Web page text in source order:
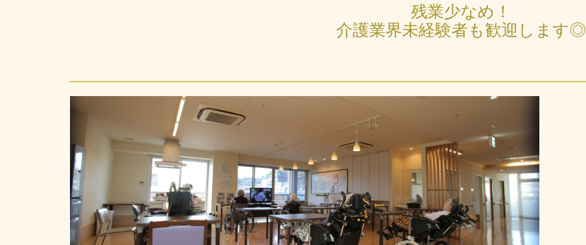
残業少なめ！
介護業界未経験者も歓迎します◎